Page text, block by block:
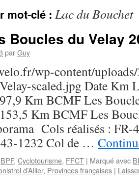
mot-clé : Lac du Bouchet
Boucles du Velay
parGuy
wp-content/
scaled.jpg Date Km
Km BCMF Les
Km BCMF Les
Cols réalisés : FR-
1232 Col de …
BPF, Cyclotourisme, FFCT | Marqué avec
d’Allier, Provinces françaises |